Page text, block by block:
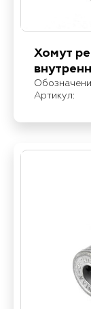
Хомут
Артикул: